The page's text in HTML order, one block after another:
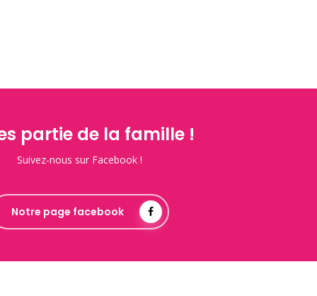
partie de la famille !
Suivez-nous sur Facebook !
Notre page facebook